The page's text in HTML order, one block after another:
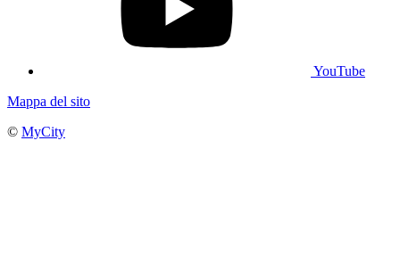
YouTube
Mappa del sito
© MyCity